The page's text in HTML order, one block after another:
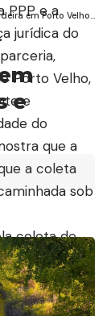
PPP e a
jurídica do
Porto Velho,
e
do
que a
a coleta
sob
coleta de
atuação
a área
como os
Velho: Impactos e Medidas em 2025
e